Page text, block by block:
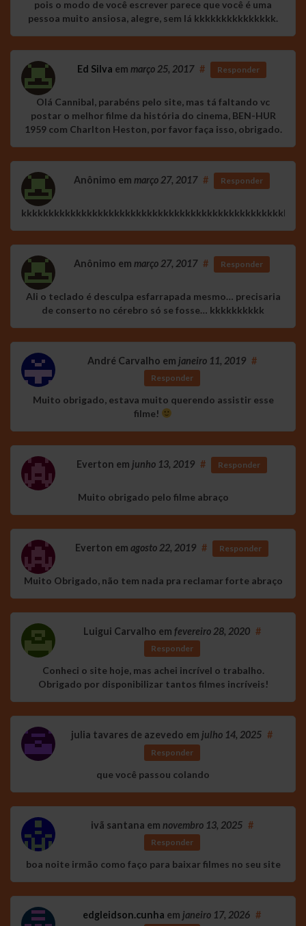
pois o modo de você escrever parece que você é uma
pessoa muito ansiosa, alegre, sem lá kkkkkkkkkkkkkkk.
Ed Silva em março 25, 2017 # Responder
Olá Cannibal, parabéns pelo site, mas tá faltando vc
postar o melhor filme da história do cinema, BEN-HUR
1959 com Charlton Heston, por favor faça isso, obrigado.
Anônimo em março 27, 2017 # Responder
Anônimo em março 27, 2017 # Responder
Ali o teclado é desculpa esfarrapada mesmo… precisaria
de conserto no cérebro só se fosse… kkkkkkkkkk
André Carvalho em janeiro 11, 2019 #
Responder
Muito obrigado, estava muito querendo assistir esse
filme!
Everton em junho 13, 2019 # Responder
Muito obrigado pelo filme abraço
Everton em agosto 22, 2019 # Responder
Muito Obrigado, não tem nada pra reclamar forte abraço
Luigui Carvalho em fevereiro 28, 2020 #
Responder
Conheci o site hoje, mas achei incrível o trabalho.
Obrigado por disponibilizar tantos filmes incríveis!
julia tavares de azevedo em julho 14, 2025 #
Responder
que você passou colando
ivã santana em novembro 13, 2025 #
Responder
boa noite irmão como faço para baixar filmes no seu site
edgleidson.cunha em janeiro 17, 2026 #